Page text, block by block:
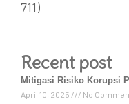
711)
Recent post
Mitigasi Risiko Korupsi
April 10, 2025 No